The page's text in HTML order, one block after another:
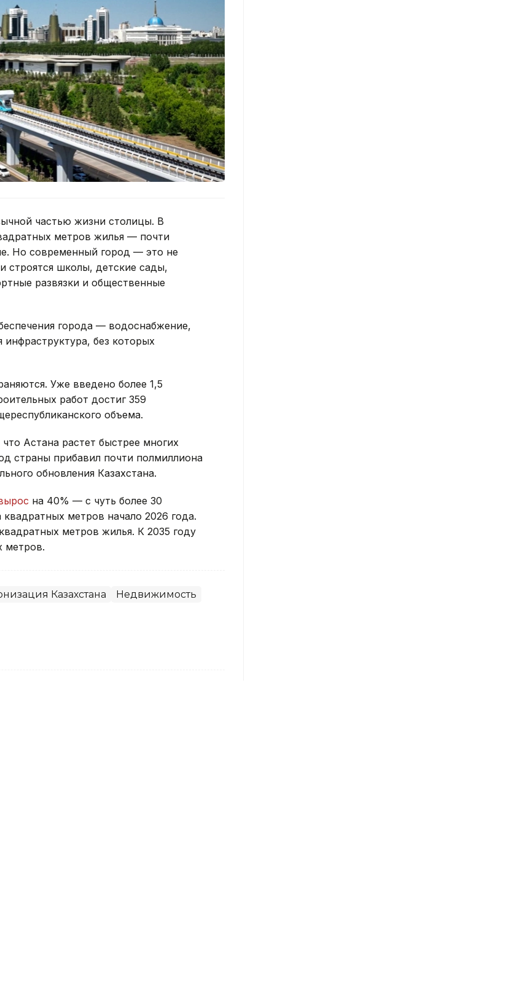
частью жизни столицы. В
метров жилья — почти
Но современный город — это не
строятся школы, детские сады,
развязки и общественные
города — водоснабжение,
инфраструктура, без которых
Уже введено более 1,5
работ достиг 359
объема.
Астана растет быстрее многих
страны прибавил почти полмиллиона
обновления Казахстана.
на 40% — с чуть более 30
метров начало 2026 года.
метров жилья. К 2035 году
метров.
Казахстана
Недвижимость